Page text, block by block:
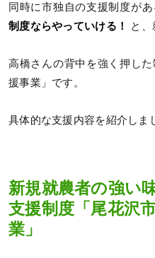
同時に市独自の支援制度があ
制度ならやっていける！
と、
高橋さんの背中を強く押し
援事業」です。
具体的な支援内容を紹介しま
新規就農者の強い
支援制度「尾花沢
業」